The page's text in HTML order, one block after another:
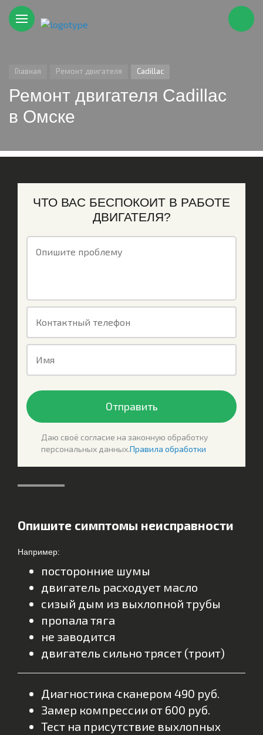
Главная Ремонт двигателя Cadillac
Ремонт двигателя Cadillac
в Омске
ЧТО ВАС БЕСПОКОИТ В РАБОТЕ
ДВИГАТЕЛЯ?
Опишите проблему
Контактный телефон
Имя
Отправить
Даю своё согласие на законную обработку
персональных данных.Правила обработки
Опишите симптомы неисправности
Например:
посторонние шумы
двигатель расходует масло
сизый дым из выхлопной трубы
пропала тяга
не заводится
двигатель сильно трясет (троит)
Диагностика сканером 490 руб.
Замер компрессии от 600 руб.
Тест на присутствие выхлопных